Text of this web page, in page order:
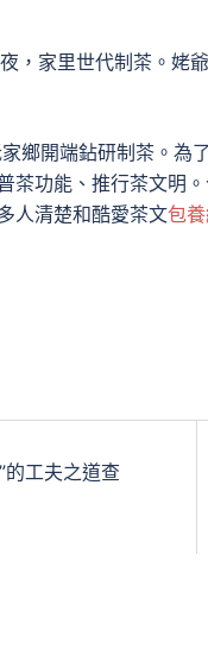
，家里世代制茶。姥
鄉開端鉆研制茶。為
茶功能、推行茶文明
人清楚和酷愛茶文包
的工夫之道查